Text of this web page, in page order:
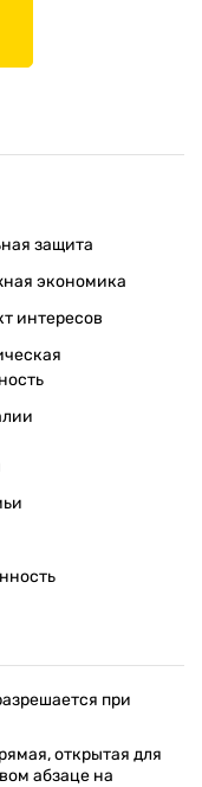
защита
экономика
интересов
при
открытая для
абзаце на